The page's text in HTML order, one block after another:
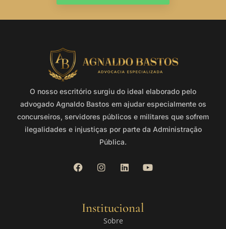
O nosso escritório surgiu do ideal elaborado pelo
advogado Agnaldo Bastos em ajudar especialmente os
concurseiros, servidores públicos e militares que sofrem
ilegalidades e injustiças por parte da Administração
Pública.
Institucional
Sobre